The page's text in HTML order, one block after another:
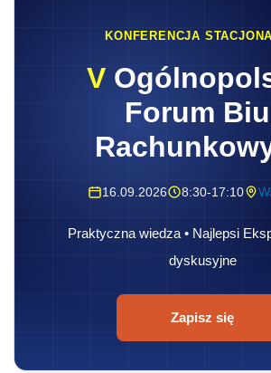
KONFERENCJA
V
Forum
16.09.2026 8:30-17:10
Praktyczna wiedza • Najlepsi
dyskusyjne
Zapisz się